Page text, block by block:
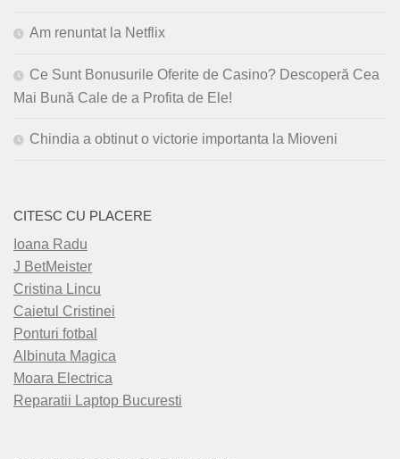
Am renuntat la Netflix
Ce Sunt Bonusurile Oferite de Casino? Descoperă Cea
Mai Bună Cale de a Profita de Ele!
Chindia a obtinut o victorie importanta la Mioveni
CITESC CU PLACERE
Ioana Radu
J BetMeister
Cristina Lincu
Caietul Cristinei
Ponturi fotbal
Albinuta Magica
Moara Electrica
Reparatii Laptop Bucuresti